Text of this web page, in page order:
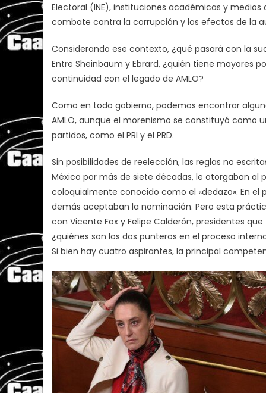
Electoral (INE), instituciones académicas y
combate contra la corrupción y los efectos de la
Considerando ese contexto, ¿qué pasará con la
Entre Sheinbaum y Ebrard, ¿quién tiene mayores
continuidad con el legado de AMLO?
Como en todo gobierno, podemos encontrar
AMLO, aunque el morenismo se constituyó como
partidos, como el PRI y el PRD.
Sin posibilidades de reelección, las reglas no
México por más de siete décadas, le otorgaban
coloquialmente conocido como el «dedazo». En
demás aceptaban la nominación. Pero esta
con Vicente Fox y Felipe Calderón, presidentes
¿quiénes son los dos punteros en el proceso
Si bien hay cuatro aspirantes, la principal